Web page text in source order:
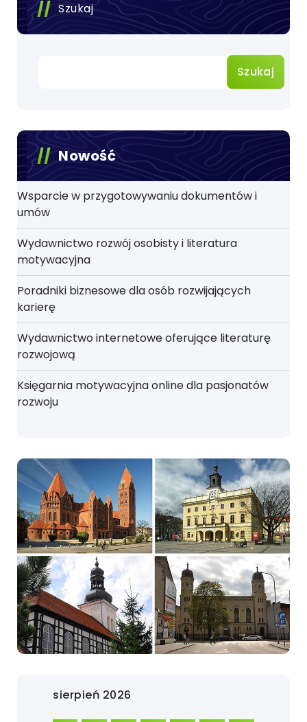
Szukaj
Szukaj
Nowość
Wsparcie w przygotowywaniu dokumentów i
umów
Wydawnictwo rozwój osobisty i literatura
motywacyjna
Poradniki biznesowe dla osób rozwijających
karierę
Wydawnictwo internetowe oferujące literaturę
rozwojową
Księgarnia motywacyjna online dla pasjonatów
rozwoju
sierpień 2026